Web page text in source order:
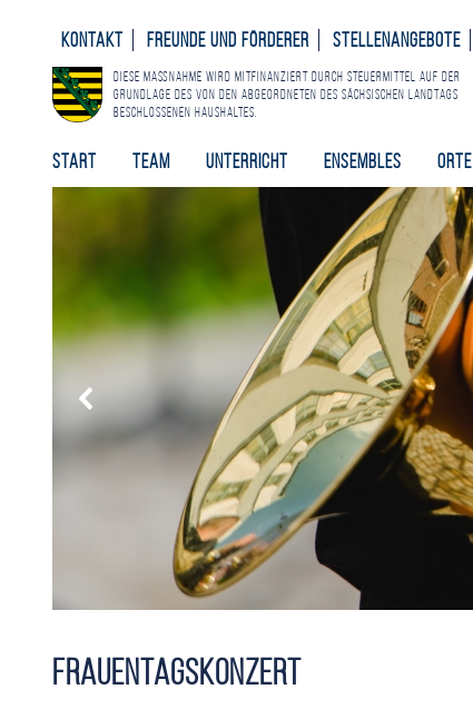
Kontakt Freunde und Förderer Stellenangebote
Diese Maßnahme wird mitfinanziert durch Steuermittel auf der
Grundlage des von den Abgeordneten des Sächsischen Landtags
beschlossenen Haushaltes.
Start Team Unterricht Ensembles Orte
Frauen­tags­konzert